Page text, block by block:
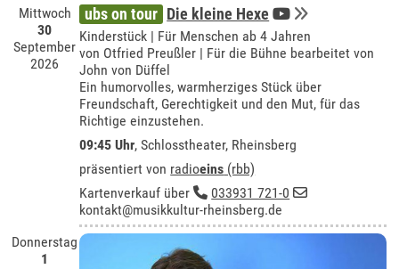
Mittwoch
30
September
2026
ubs on tour Die kleine Hexe
Kinderstück | Für Menschen ab 4 Jahren
von Otfried Preußler | Für die Bühne bearbeitet von
John von Düffel
Ein humorvolles, warmherziges Stück über
Freundschaft, Gerechtigkeit und den Mut, für das
Richtige einzustehen.
09:45 Uhr,Schlosstheater, Rheinsberg
präsentiert von radioeins (rbb)
Kartenverkauf über
033931 721-0
kontakt@musikkultur-rheinsberg.de
Donnerstag
1